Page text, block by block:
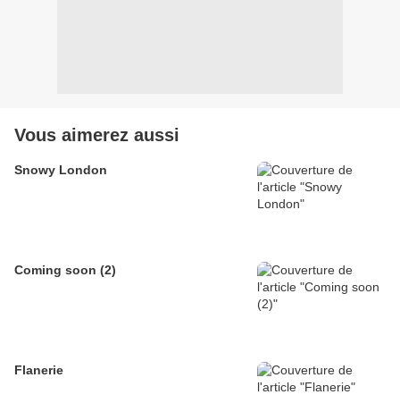
Vous aimerez aussi
Snowy London
Coming soon (2)
Flanerie